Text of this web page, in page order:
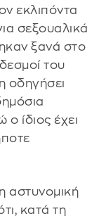
εκλιπόντα
σεξουαλικά
ξανά στο
του
οδηγήσει
ίδιος έχει
αστυνομική
κατά τη